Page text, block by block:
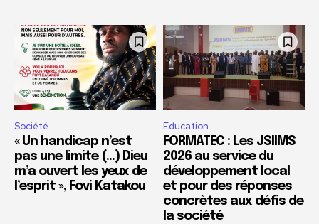
Société
« Un handicap n’est
pas une limite (…) Dieu
m’a ouvert les yeux de
l’esprit », Fovi Katakou
Education
FORMATEC : Les JSIIMS
2026 au service du
développement local
et pour des réponses
concrètes aux défis de
la société